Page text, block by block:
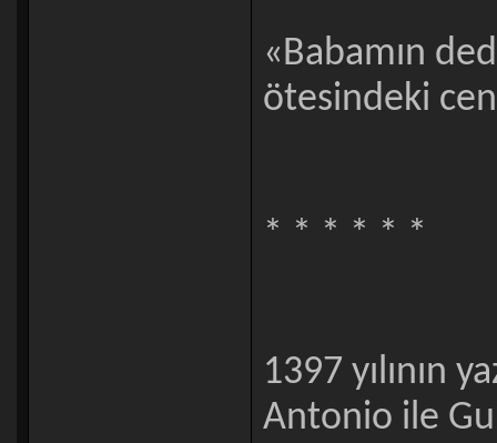
«Babamın
ötesindeki
* * * * * *
1397 yılının
Antonio ile